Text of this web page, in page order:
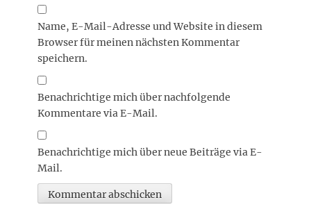
Name, E-Mail-Adresse und Website in diesem
Browser für meinen nächsten Kommentar
speichern.
Benachrichtige mich über nachfolgende
Kommentare via E-Mail.
Benachrichtige mich über neue Beiträge via E-
Mail.